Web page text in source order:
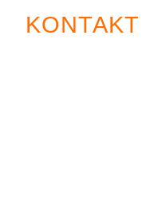
KONTAKT